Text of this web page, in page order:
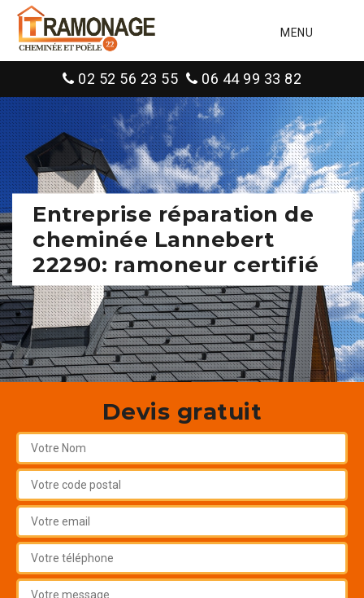
MENU
02 52 56 23 55 06 44 99 33 82
Entreprise réparation de
cheminée Lannebert
22290: ramoneur certifié
Devis gratuit